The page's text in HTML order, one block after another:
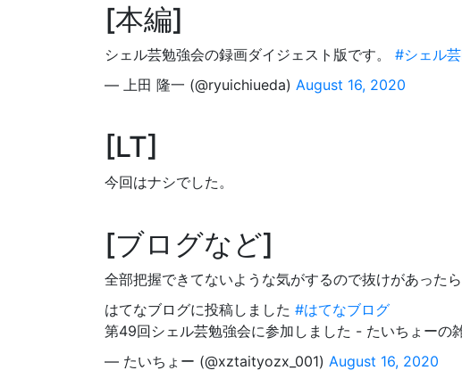
本編
シェル芸勉強会の録画ダイジェスト版です。 #シェル芸
— 上田 隆一 (@ryuichiueda) August 16, 2020
LT
今回はナシでした。
ブログなど
全部把握できてないような気がするので抜けがあった
はてなブログに投稿しました #はてなブログ
第49回シェル芸勉強会に参加しました - たいちょーの
— たいちょー (@xztaityozx_001) August 16, 2020